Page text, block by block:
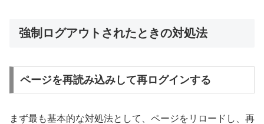
強制ログアウトされたときの対処法
ページを再読み込みして再ログインする
まず最も基本的な対処法として、ページをリロードし、再